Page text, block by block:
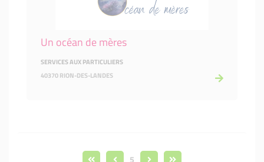
Un océan de mères
SERVICES AUX PARTICULIERS
40370 RION-DES-LANDES
5